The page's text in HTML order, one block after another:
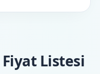
Listesi